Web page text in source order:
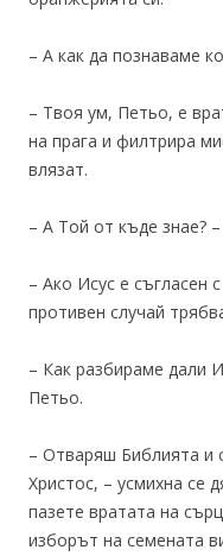
– А как да познаваме
– Твоя ум, Петьо, е
на прага и филтрира
влязат.
– А Той от къде знае?
– Ако Исус е съгласен
противен случай
– Как разбираме дали
Петьо.
– Отваряш Библията и
Христос, – усмихна се
пазете вратата на
изборът на семената